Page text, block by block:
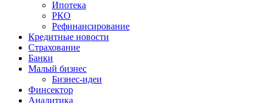
Ипотека
РКО
Рефинансирование
Кредитные новости
Страхование
Банки
Малый бизнес
Бизнес-идеи
Финсектор
Аналитика